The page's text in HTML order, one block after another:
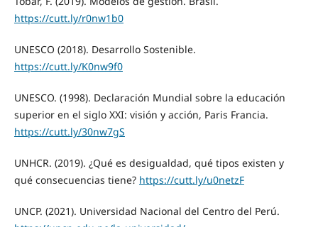
https://cutt.ly/r0nw1b0
UNESCO (2018). Desarrollo Sostenible.
https://cutt.ly/K0nw9f0
UNESCO. (1998). Declaración Mundial sobre la educación
superior en el siglo XXI: visión y acción, Paris Francia.
https://cutt.ly/30nw7gS
UNHCR. (2019). ¿Qué es desigualdad, qué tipos existen y
qué consecuencias tiene? https://cutt.ly/u0netzF
UNCP. (2021). Universidad Nacional del Centro del Perú.